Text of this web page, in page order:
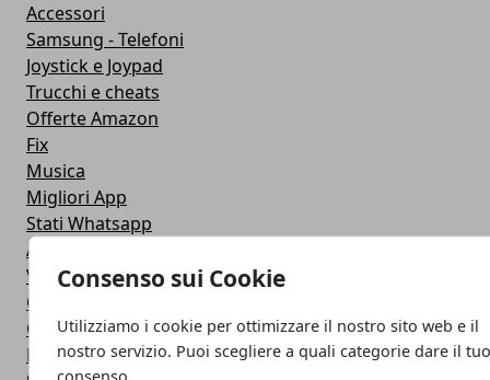
Consenso sui Cookie
Utilizziamo i cookie per ottimizzare il nostro sito web e il
nostro servizio. Puoi scegliere a quali categorie dare il
consenso.
Accessori
Samsung - Telefoni
Joystick e Joypad
Trucchi e cheats
Offerte Amazon
Fix
Musica
Migliori App
Stati Whatsapp
Applicazioni
Viaggi
Galaxy Note 5
Google Play
Fotografia